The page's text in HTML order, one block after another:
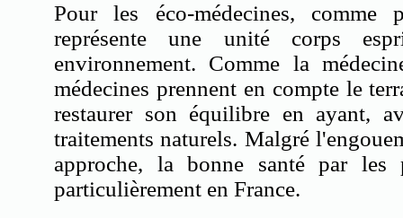
Pour les éco-médecines,
représente une unité corps
environnement. Comme la
médecines prennent en compte le
restaurer son équilibre en ayant,
traitements naturels. Malgré
approche, la bonne santé par les
particulièrement en France.